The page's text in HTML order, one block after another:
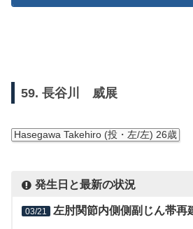
59. 長谷川 威展
Hasegawa Takehiro (投・左/左) 26歳
発生日と最新の状況
03/21 左肘関節内側側副じん帯再